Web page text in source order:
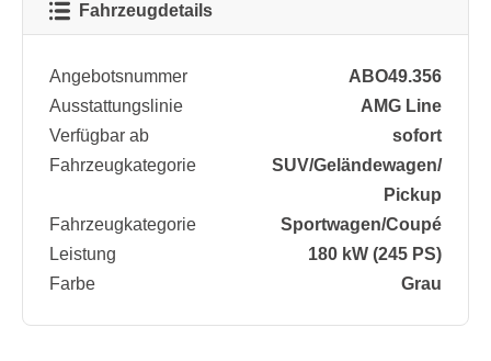
Fahrzeugdetails
Angebotsnummer
ABO49.356
Ausstattungslinie
AMG Line
Verfügbar ab
sofort
Fahrzeugkategorie
SUV/​Geländewagen/​
Pickup
Fahrzeugkategorie
Sportwagen/​Coupé
Leistung
180 kW (245 PS)
Farbe
Grau